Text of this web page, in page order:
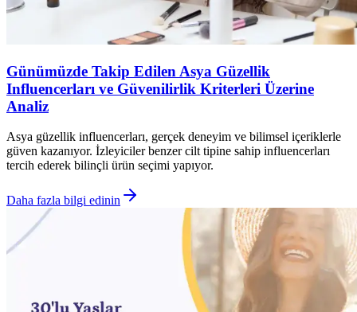
Günümüzde Takip Edilen Asya Güzellik
Influencerları ve Güvenilirlik Kriterleri Üzerine
Analiz
Asya güzellik influencerları, gerçek deneyim ve bilimsel içeriklerle
güven kazanıyor. İzleyiciler benzer cilt tipine sahip influencerları
tercih ederek bilinçli ürün seçimi yapıyor.
Daha fazla bilgi edinin